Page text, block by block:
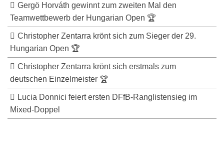
Gergö Horváth gewinnt zum zweiten Mal den
Teamwettbewerb der Hungarian Open 🏆
Christopher Zentarra krönt sich zum Sieger der 29.
Hungarian Open 🏆
Christopher Zentarra krönt sich erstmals zum
deutschen Einzelmeister 🏆
Lucia Donnici feiert ersten DFfB-Ranglistensieg im
Mixed-Doppel